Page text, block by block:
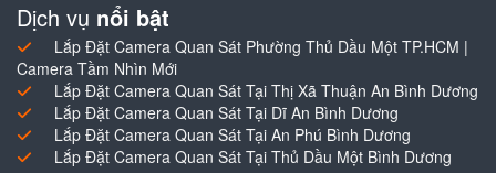
Dịch vụ nổi bật
Lắp Đặt Camera Quan Sát Phường Thủ Dầu Một TP.HCM |
Camera Tầm Nhìn Mới
Lắp Đặt Camera Quan Sát Tại Thị Xã Thuận An Bình Dương
Lắp Đặt Camera Quan Sát Tại Dĩ An Bình Dương
Lắp Đặt Camera Quan Sát Tại An Phú Bình Dương
Lắp Đặt Camera Quan Sát Tại Thủ Dầu Một Bình Dương